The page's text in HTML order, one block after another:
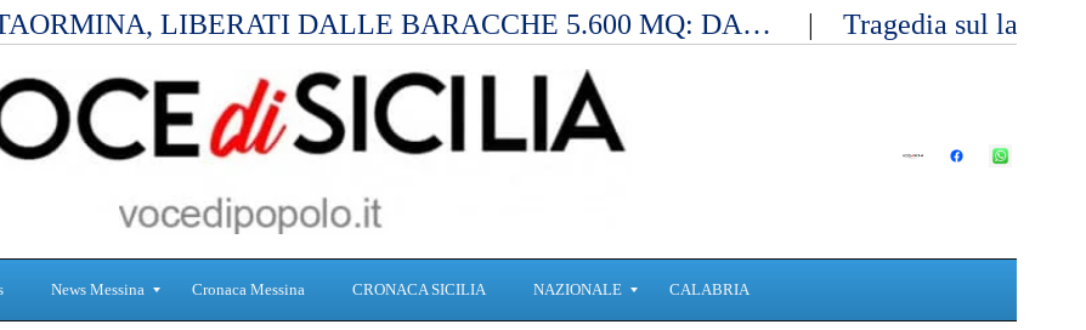
LIBERATI DALLE BARACCHE 5.600 MQ: DA… Tragedia sul
News Messina Cronaca Messina CRONACA SICILIA NAZIONALE CALABRIA